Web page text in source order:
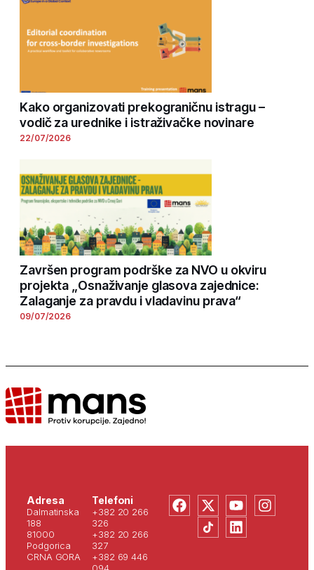
Kako organizovati prekograničnu istragu –
vodič za urednike i istraživačke novinare
22/07/2026
Završen program podrške za NVO u okviru
projekta „Osnaživanje glasova zajednice:
Zalaganje za pravdu i vladavinu prava“
09/07/2026
Adresa
Dalmatinska
188
81000
Podgorica
CRNA GORA
Telefoni
+382 20 266
326
+382 20 266
327
+382 69 446
094